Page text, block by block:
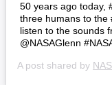
50 years ago today,
three humans to the
listen to the sounds
@NASAGlenn
A post shared by